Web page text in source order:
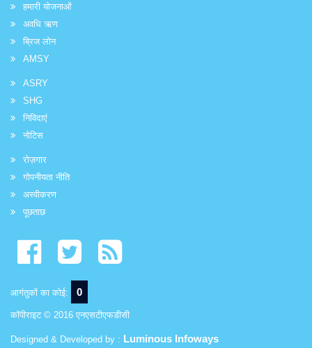
हमारी योजनाओं
अवधि ऋण
ब्रिज लोन
AMSY
ASRY
SHG
निविदाएं
नोटिस
रोज़गार
गोपनीयता नीति
अस्वीकरण
पूछताछ
आगंतुकों का कोई: 0
कॉपीराइट © 2016 एनएसटीएफडीसी
Designed & Developed by : Luminous Infoways